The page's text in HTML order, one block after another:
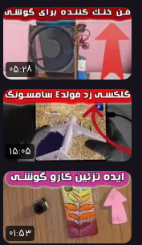
05:28
15:05
01:53